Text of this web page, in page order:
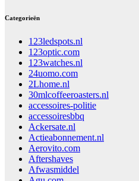
Categorieën
123ledspots.nl
123optic.com
123watches.nl
24uomo.com
2Lhome.nl
30mlcoffeeroasters.nl
accessoires-politie
accessoiresbbq
Ackersate.nl
Actieabonnement.nl
Aerovito.com
Aftershaves
Afwasmiddel